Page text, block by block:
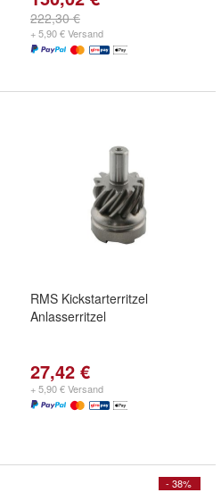
222,30 €
+ 5,90 € Versand
RMS Kickstarterritzel
Anlasserritzel
27,42 €
+ 5,90 € Versand
- 38%